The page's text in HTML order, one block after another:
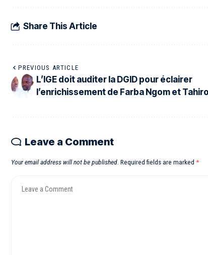
Share This Article
PREVIOUS ARTICLE
L’IGE doit auditer la DGID pour éclairer
l’enrichissement de Farba Ngom et
Leave a Comment
Your email address will not be published. Required fields are marked *